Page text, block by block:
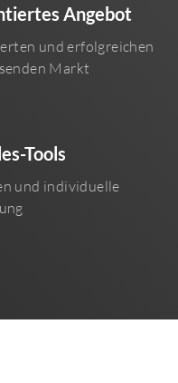
Angebot
und erfolgreichen
Markt
Tools
und individuelle